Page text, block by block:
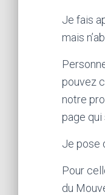
Je fais
mais
pouvez
notre
page qui
Je pose
Pour
du